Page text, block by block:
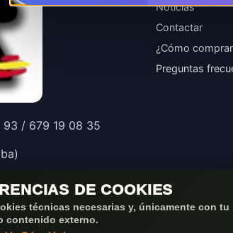
DE COOKIES
técnicas necesarias y, únicamente con
contenido externo.
/ 679 19 08 35
Noticias
Contactar
¿Cómo
Preguntas